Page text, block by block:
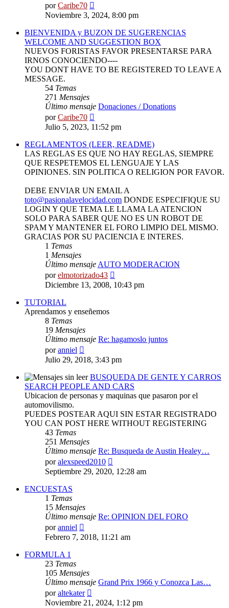
porCaribe70
último
Noviembre 3, 2024, 8:00 pm
BIENVENIDA y BUZON DE SUGERENCIAS
WELCOME AND SUGGESTION BOX
NUEVOS FORISTAS FAVOR PRESENTARSE PARA
IRNOS CONOCIENDO----
YOU DONT HAVE TO BE REGISTERED TO LEAVE A
MESSAGE.
54 Temas
271 Mensajes
Último mensaje Donaciones / Donations
porCaribe70
último
mensaje
Julio 5, 2023, 11:52 pm
REGLAMENTOS (LEER, README)
LAS REGLAS ES QUE NO HAY REGLAS, SIEMPRE
QUE RESPETEMOS EL LENGUAJE Y LAS
OPINIONES. SIN POLITICA O RELIGION POR FAVOR.
DEBE ENVIAR UN EMAIL A
toto@pasionalavelocidad.com DONDE ESPECIFIQUE SU
LOGIN Y QUE TEMA LE LLAMA LA ATENCION
SOLO PARA SABER QUE NO ES UN ROBOT DE
SPAM Y MANTENER EL FORO LIMPIO DEL MISMO.
GRACIAS POR SU PACIENCIA E INTERES.
1 Temas
1 Mensajes
Último mensajeAUTO MODERACION
porelmotorizado43
último
mensaje
Diciembre 13, 2008, 10:43 pm
TUTORIAL
Aprendamos y enseñemos
8 Temas
19 Mensajes
Último mensaje Re: hagamoslo juntos
poranniel
último
Julio 29, 2018, 3:43 pm
BUSQUEDA DE GENTE Y CARROS
SEARCH PEOPLE AND CARS
Ubicacion de personas y maquinas que pasaron por el
automovilismo.
PUEDES POSTEAR AQUI SIN ESTAR REGISTRADO
YOU CAN POST HERE WITHOUT REGISTERING
43 Temas
251 Mensajes
Último mensaje Re: Busqueda de Austin Healey…
poralexspeed2010
último
Septiembre 29, 2020, 12:28 am
ENCUESTAS
1 Temas
15 Mensajes
Último mensaje Re: OPINION DEL FORO
poranniel
último
Febrero 7, 2018, 11:21 am
FORMULA 1
23 Temas
105 Mensajes
Último mensaje Grand Prix 1966 y Conozca Las…
poraltekater
último
Noviembre 21, 2024, 1:12 pm